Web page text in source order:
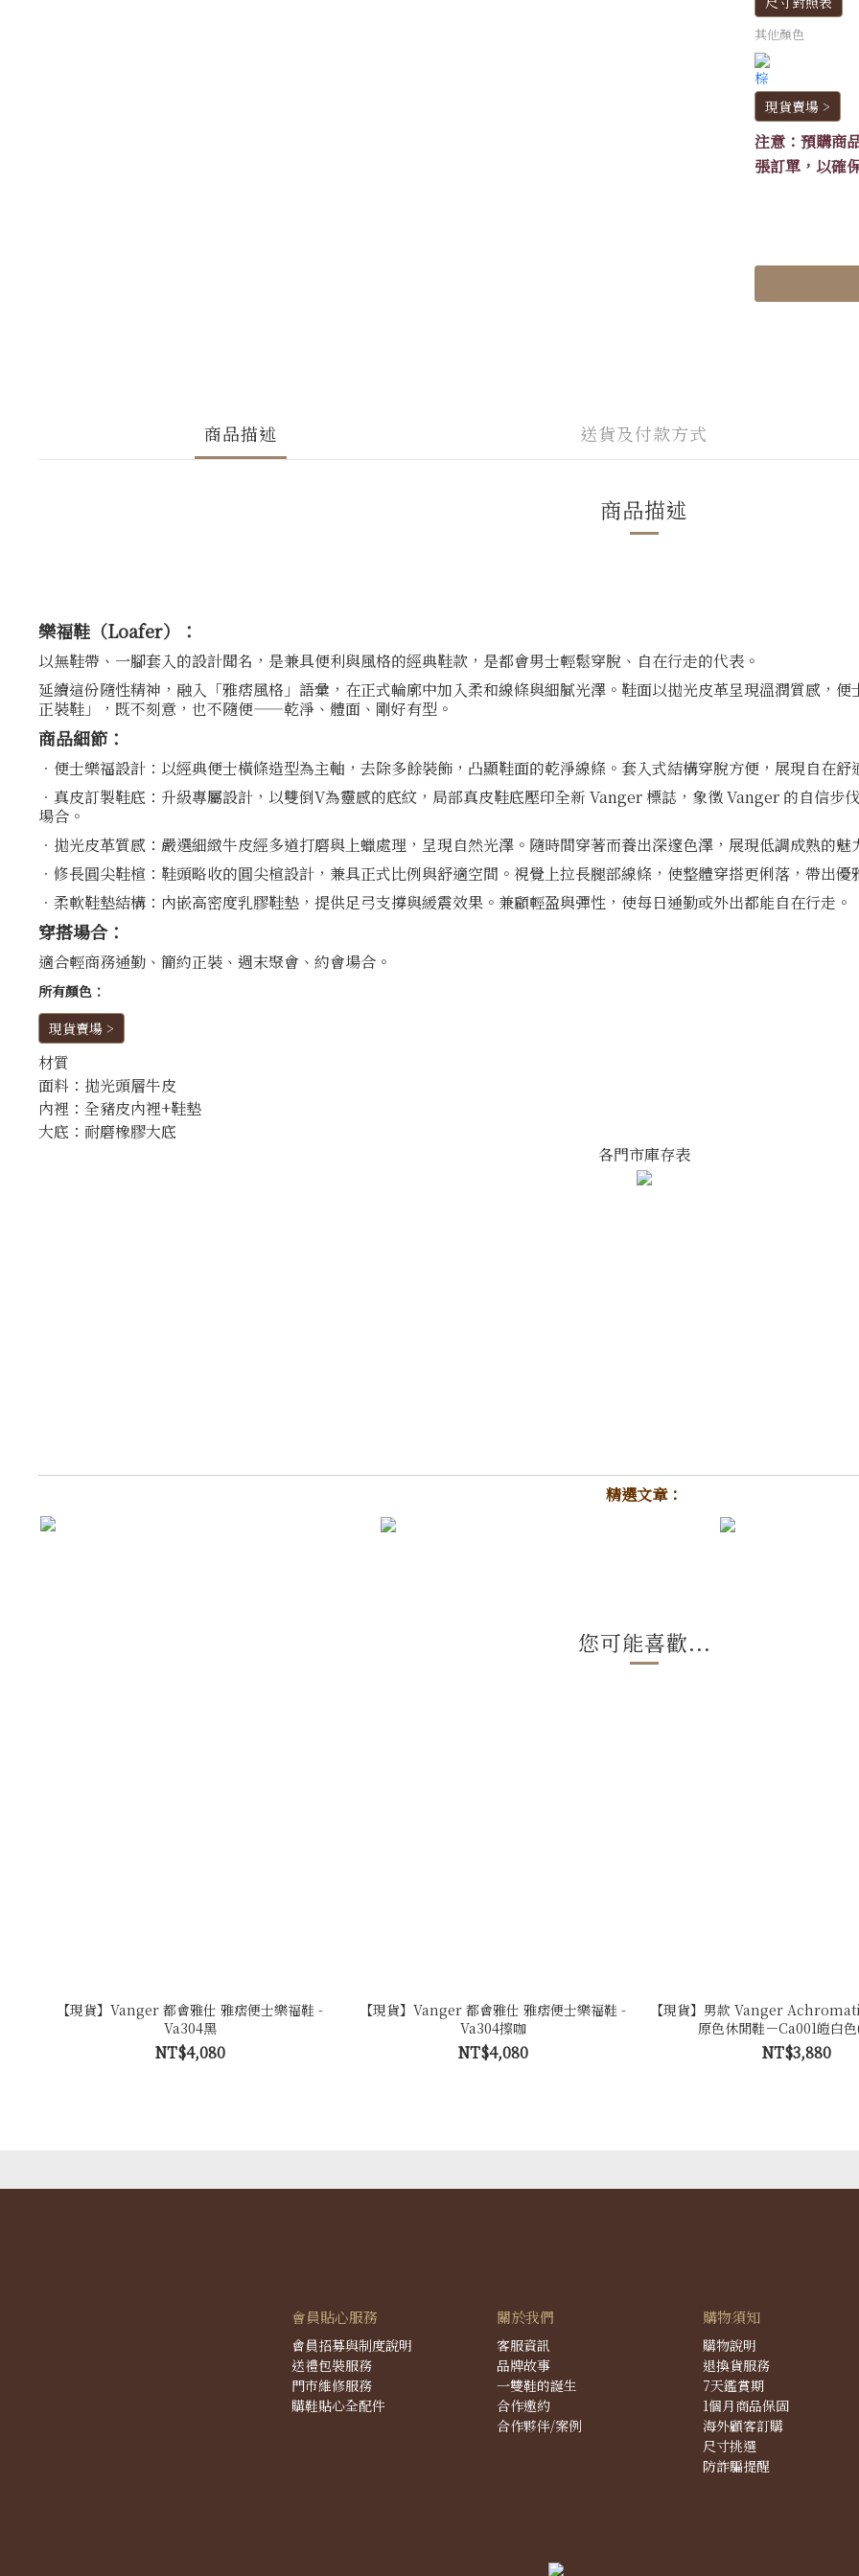
其他顏色
現貨賣場 >
注意：預購商
張訂單，以確
商品描述 送貨及付款方式
商品描述
樂福鞋（Loafer）：
以無鞋帶、一腳套入的設計聞名，是兼具便利與風格的經典鞋款，是都會男士輕鬆穿脫、自在行走的代表。
延續這份隨性精神，融入「雅痞風格」語彙，在正式輪廓中加入柔和線條與細膩光澤。鞋面以拋光皮革呈現溫潤質感，
正裝鞋」，既不刻意，也不隨便——乾淨、體面、剛好有型。
商品細節：
．便士樂福設計：以經典便士橫條造型為主軸，去除多餘裝飾，凸顯鞋面的乾淨線條。套入式結構穿脫方便，展現自在舒
．真皮訂製鞋底：升級專屬設計，以雙倒V為靈感的底紋，局部真皮鞋底壓印全新 Vanger 標誌，象徵 Vanger 的自信步
場合。
．拋光皮革質感：嚴選細緻牛皮經多道打磨與上蠟處理，呈現自然光澤。隨時間穿著而養出深邃色澤，展現低調成熟的魅
．修長圓尖鞋楦：鞋頭略收的圓尖楦設計，兼具正式比例與舒適空間。視覺上拉長腿部線條，使整體穿搭更俐落，帶出優
．柔軟鞋墊結構：內嵌高密度乳膠鞋墊，提供足弓支撐與緩震效果。兼顧輕盈與彈性，使每日通勤或外出都能自在行走。
穿搭場合：
適合輕商務通勤、簡約正裝、週末聚會、約會場合。
所有顏色：
現貨賣場 >
材質
面料：拋光頭層牛皮
內裡：全豬皮內裡+鞋墊
大底：耐磨橡膠大底
各門市庫存表
精選文章：
您可能喜歡...
【現貨】Vanger 都會雅仕 雅痞便士樂福鞋 -
Va304黑
NT$4,080
【現貨】Vanger 都會雅仕 雅痞便士樂福鞋 -
Va304擦咖
NT$4,080
【現貨】男款 Vanger
原色休閒鞋－Ca001皚白
NT$3,880
會員貼心服務
會員招募與制度說明
送禮包裝服務
門市維修服務
購鞋貼心全配件
關於我們
客服資訊
品牌故事
一雙鞋的誕生
合作邀約
合作夥伴/案例
購物須知
購物說明
退換貨服務
7天鑑賞期
1個月商品保固
海外顧客訂購
尺寸挑選
防詐騙提醒